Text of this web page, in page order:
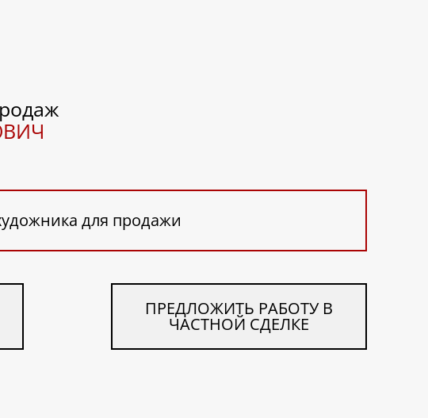
для продажи
ПРЕДЛОЖИТЬ РАБОТУ В
ЧАСТНОЙ СДЕЛКЕ